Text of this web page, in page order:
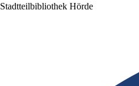
Stadtteilbibliothek Hörde